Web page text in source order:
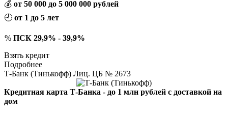
💰 от 50 000 до 5 000 000 рублей
🕘 от 1 до 5 лет
% ПСК 29,9% - 39,9%
Взять кредит
Подробнее
Т-Банк (Тинькофф) Лиц. ЦБ № 2673
Кредитная карта Т-Банка - до 1 млн рублей с доставкой на
дом